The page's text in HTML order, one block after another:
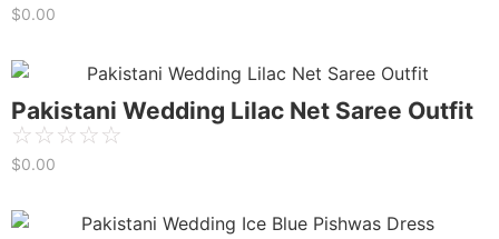
$0.00
Pakistani Wedding Lilac Net Saree Outfit
☆☆☆☆☆
$0.00